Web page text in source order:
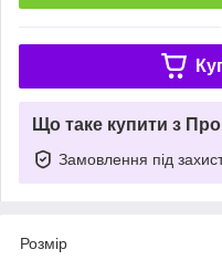
Що таке купити з
Замовлення під
Розмір